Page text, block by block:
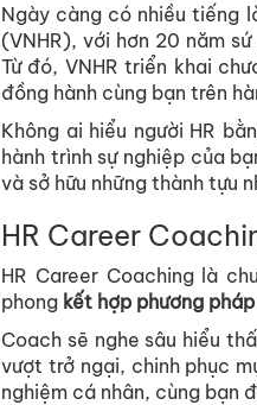
Ngày càng có nhiều tiếng
(VNHR), với hơn 20 năm
Từ đó, VNHR triển khai
đồng hành cùng bạn trên
Không ai hiểu người HR
hành trình sự nghiệp của
và sở hữu những thành tựu
HR Career
HR Career Coaching là
phong kết hợp phương
Coach sẽ nghe sâu hiểu
vượt trở ngại, chinh phục
nghiệm cá nhân, cùng bạn